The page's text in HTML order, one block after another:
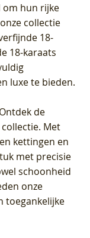
om hun rijke
collectie
18-
18-karaats
luxe te bieden.
de
Met
kettingen en
met precisie
schoonheid
onze
toegankelijke